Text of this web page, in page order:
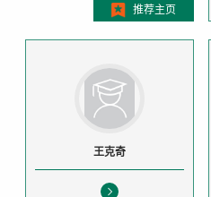
推荐主页
王克奇